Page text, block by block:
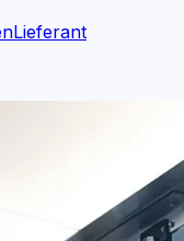
Lieferant